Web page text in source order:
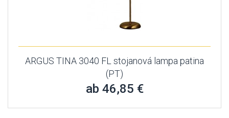
ARGUS TINA 3040 FL stojanová lampa patina
(PT)
ab 46,85 €